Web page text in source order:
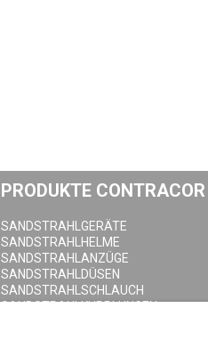
PRODUKTE CONTRACOR
SANDSTRAHLGERÄTE
SANDSTRAHLHELME
SANDSTRAHLANZÜGE
SANDSTRAHLDÜSEN
SANDSTRAHLSCHLAUCH
SANDSTRAHLKUPPLUNGEN